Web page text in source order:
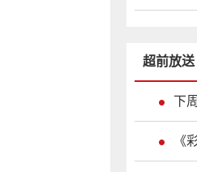
超前放送
下
《